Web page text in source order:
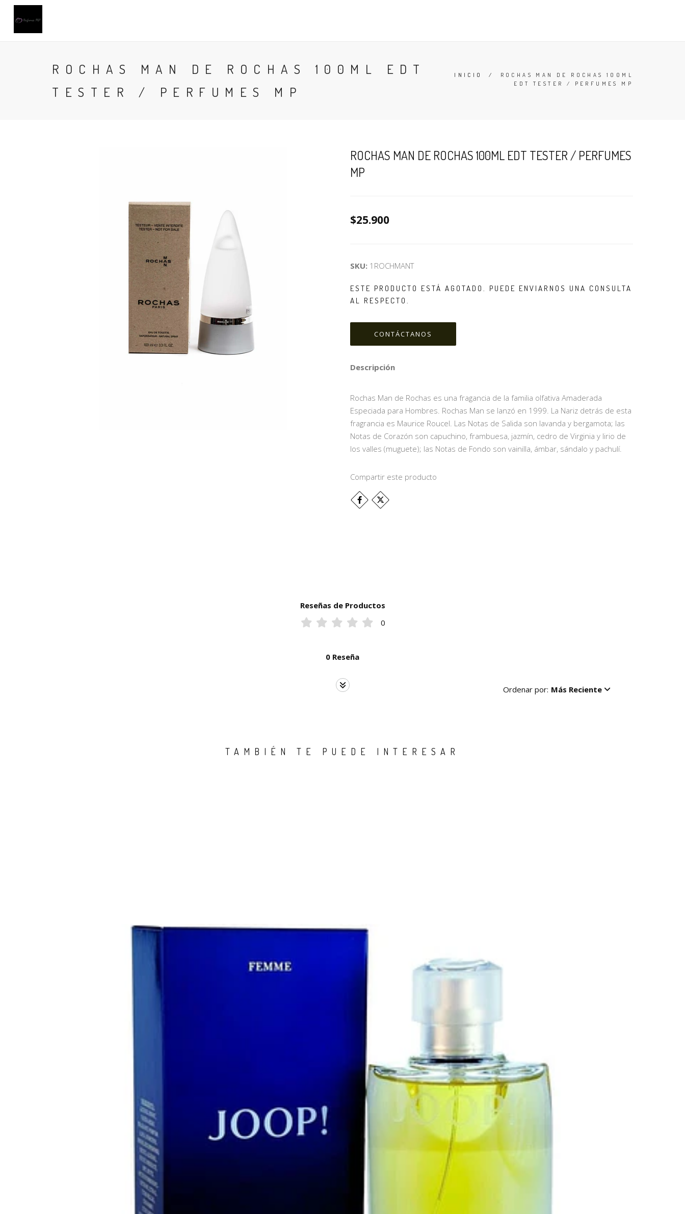
ROCHAS MAN DE ROCHAS 100ML EDT
TESTER / PERFUMES MP
INICIO /
ROCHAS MAN DE ROCHAS 100ML
EDT TESTER / PERFUMES MP
ROCHAS MAN DE ROCHAS 100ML EDT TESTER / PERFUMES
MP
$25.900
SKU: 1ROCHMANT
ESTE PRODUCTO ESTÁ AGOTADO. PUEDE ENVIARNOS UNA CONSULTA
AL RESPECTO.
CONTÁCTANOS
Descripción
Rochas Man de Rochas es una fragancia de la familia olfativa Amaderada
Especiada para Hombres. Rochas Man se lanzó en 1999. La Nariz detrás de esta
fragrancia es Maurice Roucel. Las Notas de Salida son lavanda y bergamota; las
Notas de Corazón son capuchino, frambuesa, jazmín, cedro de Virginia y lirio de
los valles (muguete); las Notas de Fondo son vainilla, ámbar, sándalo y pachulí.
Compartir este producto
Reseñas de Productos
0
0 Reseña
Ordenar por: Más Reciente
TAMBIÉN TE PUEDE INTERESAR